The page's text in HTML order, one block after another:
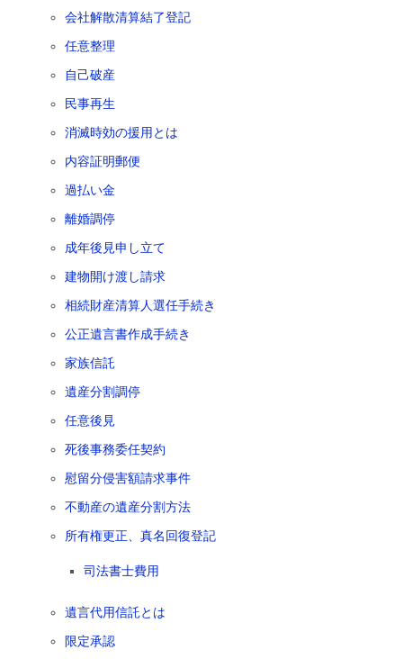
会社解散清算結了登記
任意整理
自己破産
民事再生
消滅時効の援用とは
内容証明郵便
過払い金
離婚調停
成年後見申し立て
建物開け渡し請求
相続財産清算人選任手続き
公正遺言書作成手続き
家族信託
遺産分割調停
任意後見
死後事務委任契約
慰留分侵害額請求事件
不動産の遺産分割方法
所有権更正、真名回復登記
司法書士費用
遺言代用信託とは
限定承認